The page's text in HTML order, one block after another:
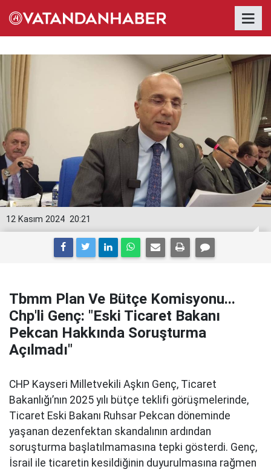
20:21
12 Kasım 2024
Tbmm Plan Ve Bütçe Komisyonu...
Chp'li Genç: "Eski Ticaret Bakanı
Pekcan Hakkında Soruşturma
Açılmadı"
CHP Kayseri Milletvekili Aşkın Genç, Ticaret
Bakanlığı’nın 2025 yılı bütçe teklifi görüşmelerinde,
Ticaret Eski Bakanı Ruhsar Pekcan döneminde
yaşanan dezenfektan skandalının ardından
soruşturma başlatılmamasına tepki gösterdi. Genç,
İsrail ile ticaretin kesildiğinin duyurulmasına rağmen